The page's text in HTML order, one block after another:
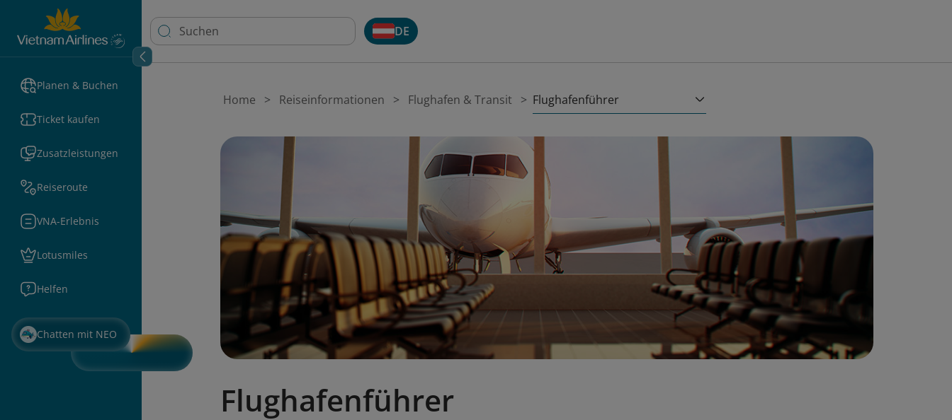
Planen & Buchen
Ticket kaufen
Zusatzleistungen
Reiseroute
VNA-Erlebnis
Lotusmiles
Helfen
Chatten mit NEO
DE
Home Reiseinformationen Flughafen & Transit Flughafenführer
Flughafenführer